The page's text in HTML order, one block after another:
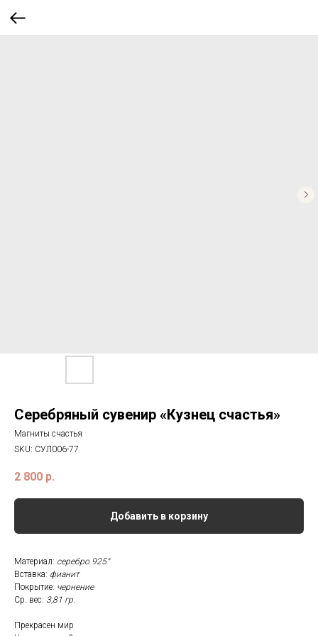
Серебряный сувенир «Кузнец счастья»
Магниты счастья
SKU: СУЛ006-77
2 800 р.
Добавить в корзину
Материал: серебро 925°
Вставка: фианит
Покрытие: чернение
Ср. вес: 3,81 гр.
Прекрасен мир